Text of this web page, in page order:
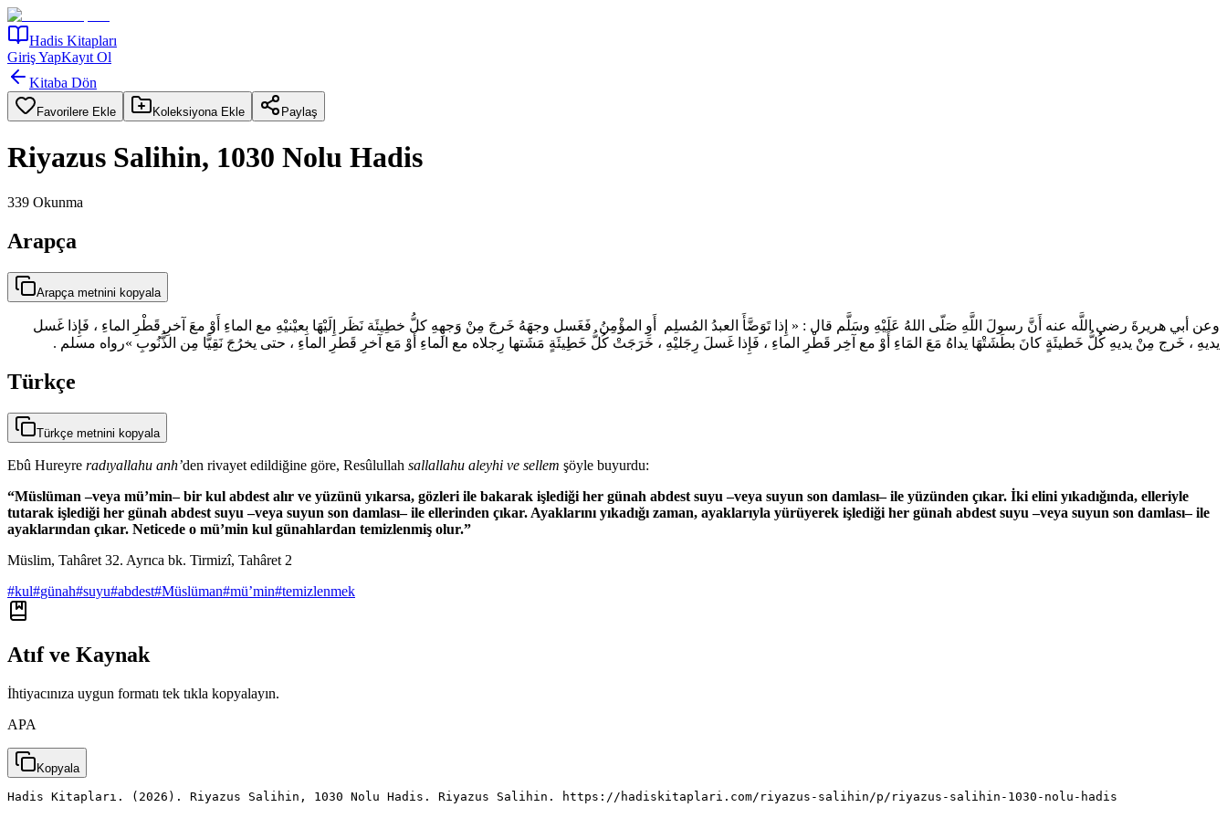
Hadis Kitapları
Giriş YapKayıt Ol
Kitaba Dön
Favorilere Ekle Koleksiyona Ekle Paylaş
Riyazus Salihin, 1030 Nolu Hadis
339 Okunma
Arapça
Arapça metnini kopyala
وعن أبي هريرةَ رضي اللَّه عنه أَنَّ رسولَ اللَّهِ صَلّى اللهُ عَلَيْهِ وسَلَّم قال : « إِذا تَوَضَّأَ العبدُ المُسلِم ­ أَوِ المؤْمِنُ ­ فَغَسل وجهَهُ خَرجَ مِنْ وَجهِهِ كلُّ خطِيئَة نَظَر إِلَيْهَا بِعيْنيْهِ مع الماءِ أَوْ معَ آخرِ قَطْرِ الماءِ ، فَإِذا غَسل
يديهِ ، خَرج مِنْ يديهِ كُلُّ خَطيئَةٍ كانَ بطَشَتْهَا يداهُ مَعَ المَاءِ أَوْ مع آخِر قَطْرِ الماءِ ، فَإِذا غَسلَ رِجَليْهِ ، خَرَجَتْ كُلُّ خَطِيئَةٍ مَشَتها رِجلاه مع الماءِ أَوْ مَع آخرِ قَطرِ الماءِ ، حتى يخرُجَ نَقِيًّا مِن الذُّنُوبِ »رواه مسلم .
Türkçe
Türkçe metnini kopyala
Ebû Hureyre radıyallahu anh’den rivayet edildiğine göre, Resûlullah sallallahu aleyhi ve sellem şöyle buyurdu:
“Müslüman –veya mü’min– bir kul abdest alır ve yüzünü yıkarsa, gözleri ile bakarak işlediği her günah abdest suyu –veya suyun son damlası– ile yüzünden çıkar. İki elini yıkadığında, elleriyle
tutarak işlediği her günah abdest suyu –veya suyun son damlası– ile ellerinden çıkar. Ayaklarını yıkadığı zaman, ayaklarıyla yürüyerek işlediği her günah abdest suyu –veya suyun son damlası– ile
ayaklarından çıkar. Neticede o mü’min kul günahlardan temizlenmiş olur.”
Müslim, Tahâret 32. Ayrıca bk. Tirmizî, Tahâret 2
#kul#günah#suyu#abdest#Müslüman#mü’min#temizlenmek
Atıf ve Kaynak
İhtiyacınıza uygun formatı tek tıkla kopyalayın.
APA
Kopyala
Hadis Kitapları. (2026). Riyazus Salihin, 1030 Nolu Hadis. Riyazus Salihin. https://hadiskitaplari.com/riyazus-salihin/p/riyazus-salihin-1030-nolu-hadis